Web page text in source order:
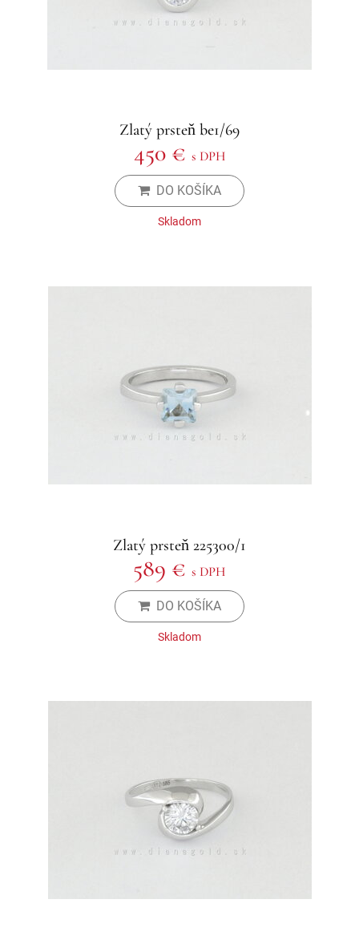
Zlatý prsteň be1/69
450 € s DPH
DO KOŠÍKA
Skladom
Zlatý prsteň 225300/1
589 € s DPH
DO KOŠÍKA
Skladom